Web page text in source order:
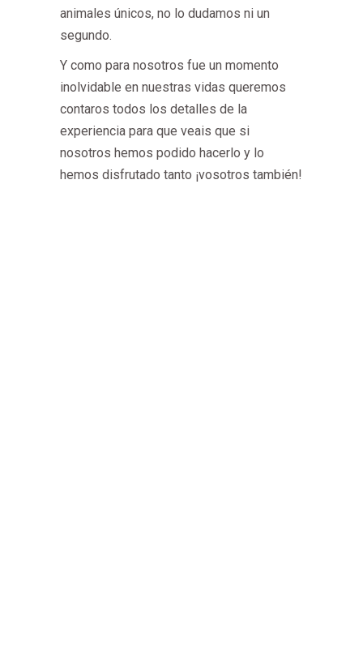
animales únicos, no lo dudamos ni un
segundo.
Y como para nosotros fue un momento
inolvidable en nuestras vidas queremos
contaros todos los detalles de la
experiencia para que veais que si
nosotros hemos podido hacerlo y lo
hemos disfrutado tanto ¡vosotros también!